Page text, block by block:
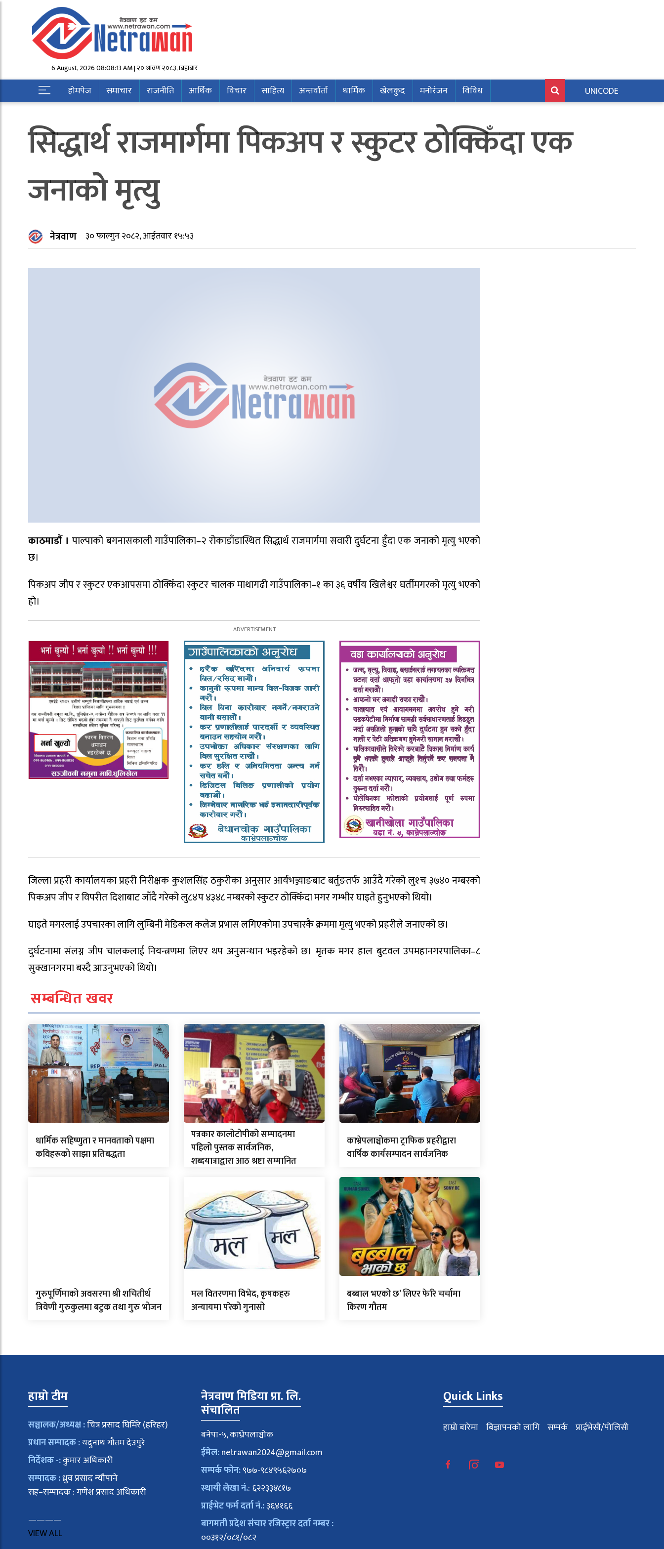
6 August, 2026 08:08:13 AM | २० श्रावण २०८३, बिहीबार
होमपेज समाचार राजनीति आर्थिक विचार साहित्य अन्तर्वार्ता धार्मिक खेलकुद मनोरंजन विविध UNICODE
सिद्धार्थ राजमार्गमा पिकअप र स्कुटर ठोक्किँदा एक
जनाको मृत्यु
नेत्रवाण ३० फाल्गुन २०८२, आईतवार १५:५३
काठमाडौँ ।पाल्पाको बगनासकाली गाउँपालिका–२ रोकाडाँडास्थित सिद्धार्थ राजमार्गमा सवारी दुर्घटना हुँदा एक जनाको मृत्यु भएको
छ।
पिकअप जीप र स्कुटर एकआपसमा ठोक्किँदा स्कुटर चालक माथागढी गाउँपालिका–१ का ३६ वर्षीय खिलेश्वर घर्तीमगरको मृत्यु भएको
हो।
जिल्ला प्रहरी कार्यालयका प्रहरी निरीक्षक कुशलसिंह ठकुरीका अनुसार आर्यभञ्ज्याङबाट बर्तुङतर्फ आउँदै गरेको लु१च ३७४० नम्बरको
पिकअप जीप र विपरीत दिशाबाट जाँदै गरेको लु८४प ४३४८ नम्बरको स्कुटर ठोक्किँदा मगर गम्भीर घाइते हुनुभएको थियो।
घाइते मगरलाई उपचारका लागि लुम्बिनी मेडिकल कलेज प्रभास लगिएकोमा उपचारकै क्रममा मृत्यु भएको प्रहरीले जनाएको छ।
दुर्घटनामा संलग्न जीप चालकलाई नियन्त्रणमा लिएर थप अनुसन्धान भइरहेको छ। मृतक मगर हाल बुटवल उपमहानगरपालिका–८
सुक्खानगरमा बस्दै आउनुभएको थियो।
सम्बन्धित खवर
धार्मिक सहिष्णुता र मानवताको पक्षमा
कविहरूको साझा प्रतिबद्धता
पत्रकार कालोटोपीको सम्पादनमा
पहिलो पुस्तक सार्वजनिक,
शब्दयात्राद्वारा आठ श्रष्टा सम्मानित
काभ्रेपलाञ्चोकमा ट्राफिक प्रहरीद्वारा
वार्षिक कार्यसम्पादन सार्वजनिक
गुरुपूर्णिमाको अवसरमा श्री शचितीर्थ
त्रिवेणी गुरुकुलमा बटुक तथा गुरु भोजन
मल वितरणमा विभेद, कृषकहरु
अन्यायमा परेको गुनासो
बब्बाल भएको छ’ लिएर फेरि चर्चामा
किरण गौतम
हाम्रो टीम
सञ्चालक/अध्यक्ष :चित्र प्रसाद घिमिरे (हरिहर)
प्रधान सम्पादक :यदुनाथ गौतम देउपुरे
निर्देशक -:कुमार अधिकारी
सम्पादक :ध्रुव प्रसाद न्यौपाने
सह–सम्पादक : गणेश प्रसाद अधिकारी
————
VIEW ALL
नेत्रवाण मिडिया प्रा. लि.
संचालित
बनेपा-५, काभ्रेपलाञ्चोक
ईमेल:netrawan2024@gmail.com
सम्पर्क फोन:९७७-९८४९५६२७०७
स्थायी लेखा नं.: ६२२३३४८१७
प्राईभेट फर्म दर्ता नं.:३६४१६६
बागमती प्रदेश संचार रजिस्ट्रार दर्ता नम्बर :
००३१२/०८१/०८२
Quick Links
हाम्रो बारेमा बिज्ञापनको लागि सम्पर्क प्राईभेसी/पोलिसी